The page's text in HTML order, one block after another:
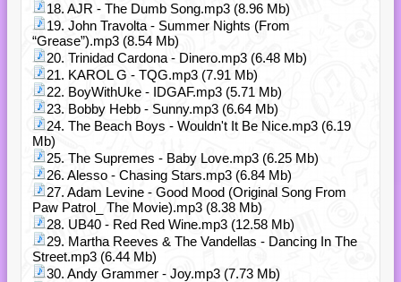
18. AJR - The Dumb Song.mp3 (8.96 Mb)
19. John Travolta - Summer Nights (From
“Grease”).mp3 (8.54 Mb)
20. Trinidad Cardona - Dinero.mp3 (6.48 Mb)
21. KAROL G - TQG.mp3 (7.91 Mb)
22. BoyWithUke - IDGAF.mp3 (5.71 Mb)
23. Bobby Hebb - Sunny.mp3 (6.64 Mb)
24. The Beach Boys - Wouldn't It Be Nice.mp3 (6.19
Mb)
25. The Supremes - Baby Love.mp3 (6.25 Mb)
26. Alesso - Chasing Stars.mp3 (6.84 Mb)
27. Adam Levine - Good Mood (Original Song From
Paw Patrol_ The Movie).mp3 (8.38 Mb)
28. UB40 - Red Red Wine.mp3 (12.58 Mb)
29. Martha Reeves & The Vandellas - Dancing In The
Street.mp3 (6.44 Mb)
30. Andy Grammer - Joy.mp3 (7.73 Mb)